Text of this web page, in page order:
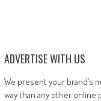
ADVERTISE WITH US
We present your brand’s
way than any other online